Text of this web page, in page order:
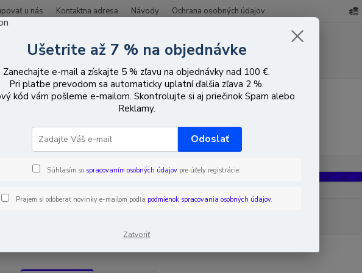
u nás Kontaktna adresa Návody Ochrana osobných údajov
Hľadať
výrobky Elektroakustika Audio zosilňovače
zosilňovače
EUR Od
Ušetrite až 7 % na objednávke
Zanechajte e-mail a získajte 5 % zľavu na objednávky nad 100 €.
Pri platbe prevodom sa automaticky uplatní ďalšia zľava 2 %.
kód vám pošleme e-mailom. Skontrolujte si aj priečinok Spam alebo
Reklamy.
Odoslať
Súhlasím so spracovaním osobných údajov pre účely registrácie.
Prajem si odoberať novinky e-mailom podľa podmienok spracovania osobných údajov.
Zatvoriť